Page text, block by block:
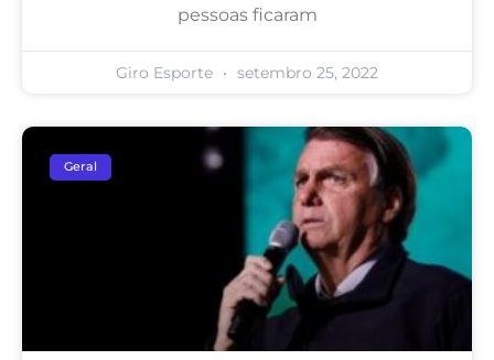
pessoas ficaram
Giro Esporte setembro 25, 2022
Geral